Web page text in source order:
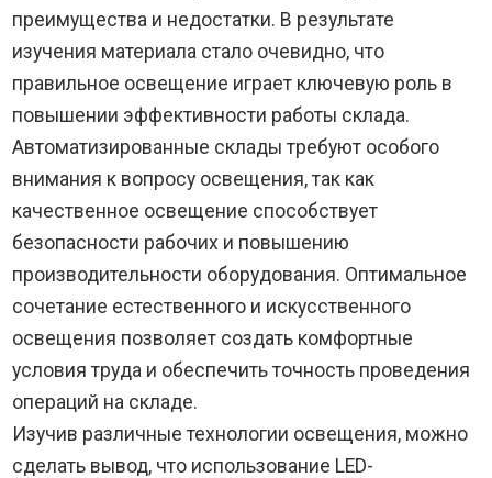
преимущества и недостатки. В результате
изучения материала стало очевидно, что
правильное освещение играет ключевую роль в
повышении эффективности работы склада.
Автоматизированные склады требуют особого
внимания к вопросу освещения, так как
качественное освещение способствует
безопасности рабочих и повышению
производительности оборудования. Оптимальное
сочетание естественного и искусственного
освещения позволяет создать комфортные
условия труда и обеспечить точность проведения
операций на складе.
Изучив различные технологии освещения, можно
сделать вывод, что использование LED-